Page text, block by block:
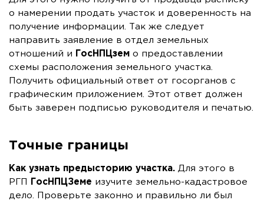
о намерении продать участок и доверенность на
получение информации. Так же следует
направить заявление в отдел земельных
отношений и
ГосНПЦзем о предоставлении
схемы расположения земельного участка.
Получить официальный ответ от госорганов с
графическим приложением. Этот ответ должен
быть заверен подписью руководителя и печатью.
Точные границы
Как узнать предысторию участка. Для этого в
РГП
ГосНПЦЗеме изучите земельно-кадастровое
дело. Проверьте законно и правильно ли был